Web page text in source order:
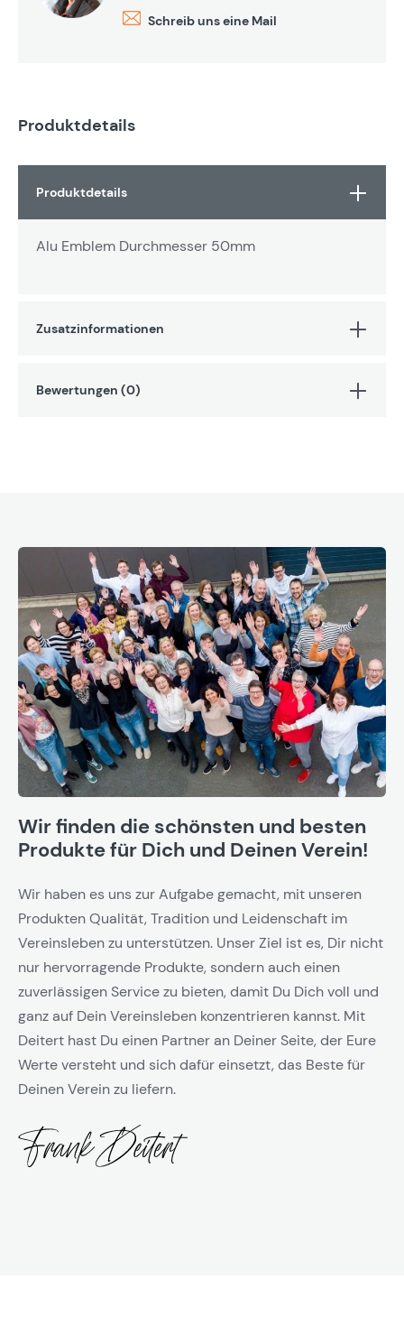
Schreib uns eine Mail
Produktdetails
Produktdetails
Alu Emblem Durchmesser 50mm
Zusatzinformationen
Bewertungen (0)
Wir finden die schönsten und besten
Produkte für Dich und Deinen Verein!
Wir haben es uns zur Aufgabe gemacht, mit unseren
Produkten Qualität, Tradition und Leidenschaft im
Vereinsleben zu unterstützen. Unser Ziel ist es, Dir nicht
nur hervorragende Produkte, sondern auch einen
zuverlässigen Service zu bieten, damit Du Dich voll und
ganz auf Dein Vereinsleben konzentrieren kannst. Mit
Deitert hast Du einen Partner an Deiner Seite, der Eure
Werte versteht und sich dafür einsetzt, das Beste für
Deinen Verein zu liefern.